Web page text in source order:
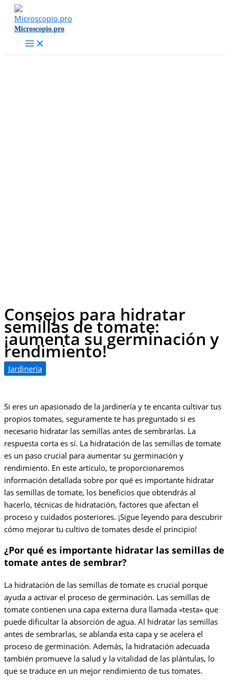
contenido
Microscopio.pro
Main
Menu
Consejos para hidratar
semillas de tomate:
¡aumenta su germinación y
rendimiento!
Jardinería
Si eres un apasionado de la jardinería y te encanta cultivar tus
propios tomates, seguramente te has preguntado si es
necesario hidratar las semillas antes de sembrarlas. La
respuesta corta es sí. La hidratación de las semillas de tomate
es un paso crucial para aumentar su germinación y
rendimiento. En este artículo, te proporcionaremos
información detallada sobre por qué es importante hidratar
las semillas de tomate, los beneficios que obtendrás al
hacerlo, técnicas de hidratación, factores que afectan el
proceso y cuidados posteriores. ¡Sigue leyendo para descubrir
cómo mejorar tu cultivo de tomates desde el principio!
¿Por qué es importante hidratar las semillas de
tomate antes de sembrar?
La hidratación de las semillas de tomate es crucial porque
ayuda a activar el proceso de germinación. Las semillas de
tomate contienen una capa externa dura llamada «testa» que
puede dificultar la absorción de agua. Al hidratar las semillas
antes de sembrarlas, se ablanda esta capa y se acelera el
proceso de germinación. Además, la hidratación adecuada
también promueve la salud y la vitalidad de las plántulas, lo
que se traduce en un mejor rendimiento de tus tomates.